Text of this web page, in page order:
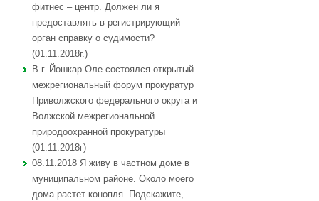
фитнес – центр. Должен ли я
предоставлять в регистрирующий
орган справку о судимости?
(01.11.2018г.)
В г. Йошкар-Оле состоялся открытый
межрегиональный форум прокуратур
Приволжского федерального округа и
Волжской межрегиональной
природоохранной прокуратуры
(01.11.2018г)
08.11.2018 Я живу в частном доме в
муниципальном районе. Около моего
дома растет конопля. Подскажите,